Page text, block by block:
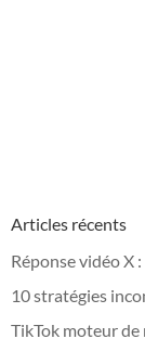
Articles récents
Réponse vidéo X
10 stratégies
TikTok moteur de